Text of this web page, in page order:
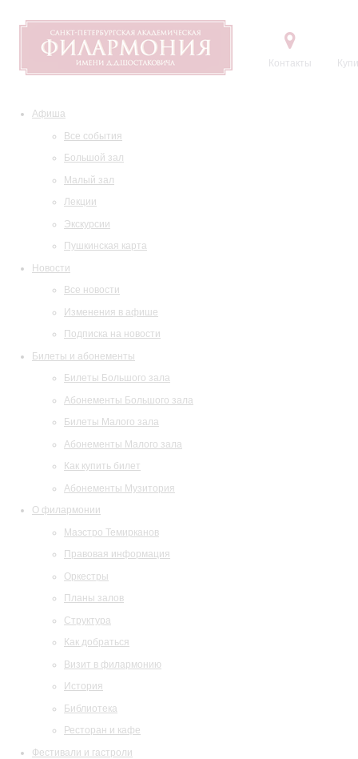
Контакты
Афиша
Все события
Большой зал
Малый зал
Лекции
Экскурсии
Пушкинская карта
Новости
Все новости
Изменения в афише
Подписка на новости
Билеты и абонементы
Билеты Большого зала
Абонементы Большого зала
Билеты Малого зала
Абонементы Малого зала
Как купить билет
Абонементы Музитория
О филармонии
Маэстро Темирканов
Правовая информация
Оркестры
Планы залов
Структура
Как добраться
Визит в филармонию
История
Библиотека
Ресторан и кафе
Фестивали и гастроли